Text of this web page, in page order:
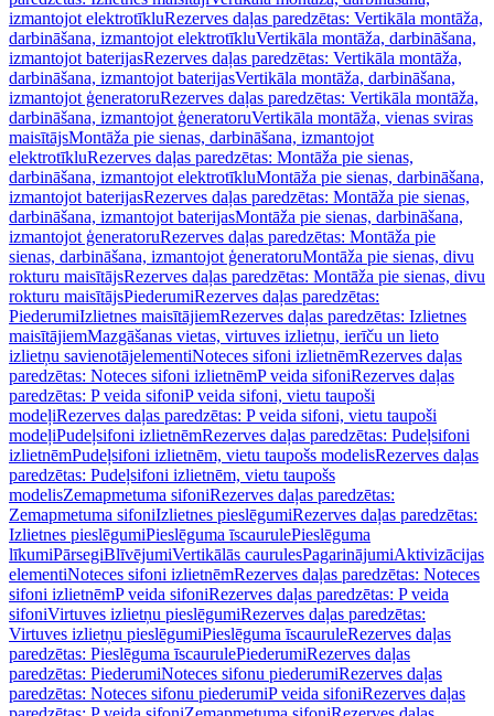
izmantojot elektrotīkluRezerves daļas paredzētas: Vertikāla montāža,
darbināšana, izmantojot elektrotīkluVertikāla montāža, darbināšana,
izmantojot baterijasRezerves daļas paredzētas: Vertikāla montāža,
darbināšana, izmantojot baterijasVertikāla montāža, darbināšana,
izmantojot ģeneratoruRezerves daļas paredzētas: Vertikāla montāža,
darbināšana, izmantojot ģeneratoruVertikāla montāža, vienas sviras
maisītājsMontāža pie sienas, darbināšana, izmantojot
elektrotīkluRezerves daļas paredzētas: Montāža pie sienas,
darbināšana, izmantojot elektrotīkluMontāža pie sienas, darbināšana,
izmantojot baterijasRezerves daļas paredzētas: Montāža pie sienas,
darbināšana, izmantojot baterijasMontāža pie sienas, darbināšana,
izmantojot ģeneratoruRezerves daļas paredzētas: Montāža pie
sienas, darbināšana, izmantojot ģeneratoruMontāža pie sienas, divu
rokturu maisītājsRezerves daļas paredzētas: Montāža pie sienas, divu
rokturu maisītājsPiederumiRezerves daļas paredzētas:
PiederumiIzlietnes maisītājiemRezerves daļas paredzētas: Izlietnes
maisītājiemMazgāšanas vietas, virtuves izlietņu, ierīču un lieto
izlietņu savienotājelementiNoteces sifoni izlietnēmRezerves daļas
paredzētas: Noteces sifoni izlietnēmP veida sifoniRezerves daļas
paredzētas: P veida sifoniP veida sifoni, vietu taupoši
modeļiRezerves daļas paredzētas: P veida sifoni, vietu taupoši
modeļiPudeļsifoni izlietnēmRezerves daļas paredzētas: Pudeļsifoni
izlietnēmPudeļsifoni izlietnēm, vietu taupošs modelisRezerves daļas
paredzētas: Pudeļsifoni izlietnēm, vietu taupošs
modelisZemapmetuma sifoniRezerves daļas paredzētas:
Zemapmetuma sifoniIzlietnes pieslēgumiRezerves daļas paredzētas:
Izlietnes pieslēgumiPieslēguma īscaurulePieslēguma
līkumiPārsegiBlīvējumiVertikālās caurulesPagarinājumiAktivizācijas
elementiNoteces sifoni izlietnēmRezerves daļas paredzētas: Noteces
sifoni izlietnēmP veida sifoniRezerves daļas paredzētas: P veida
sifoniVirtuves izlietņu pieslēgumiRezerves daļas paredzētas:
Virtuves izlietņu pieslēgumiPieslēguma īscauruleRezerves daļas
paredzētas: Pieslēguma īscaurulePiederumiRezerves daļas
paredzētas: PiederumiNoteces sifonu piederumiRezerves daļas
paredzētas: Noteces sifonu piederumiP veida sifoniRezerves daļas